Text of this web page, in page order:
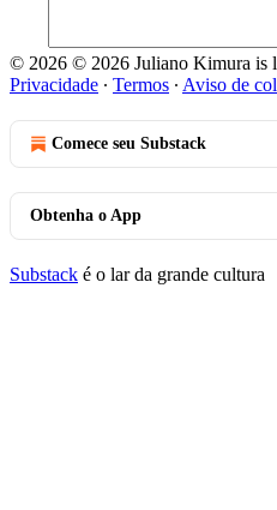
© 2026 © 2026 Juliano Kimura is
Privacidade ∙ Termos ∙ Aviso de
Comece seu Substack
Obtenha o App
Substack é o lar da grande cultura